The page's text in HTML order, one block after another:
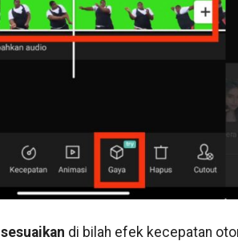
sesuaikan di bilah efek kecepatan